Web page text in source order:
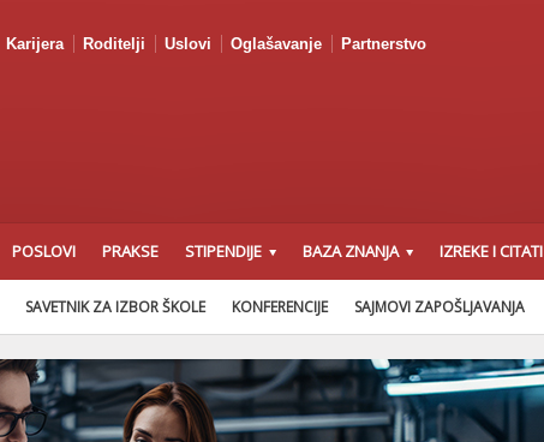
Karijera Roditelji Uslovi Oglašavanje Partnerstvo
POSLOVI PRAKSE STIPENDIJE BAZA ZNANJA IZREKE I CITATI
SAVETNIK ZA IZBOR ŠKOLE KONFERENCIJE SAJMOVI ZAPOŠLJAVANJA